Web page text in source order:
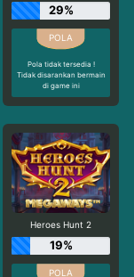
29%
Pola tidak tersedia !
Tidak disarankan bermain
di game ini
Heroes Hunt 2
19%